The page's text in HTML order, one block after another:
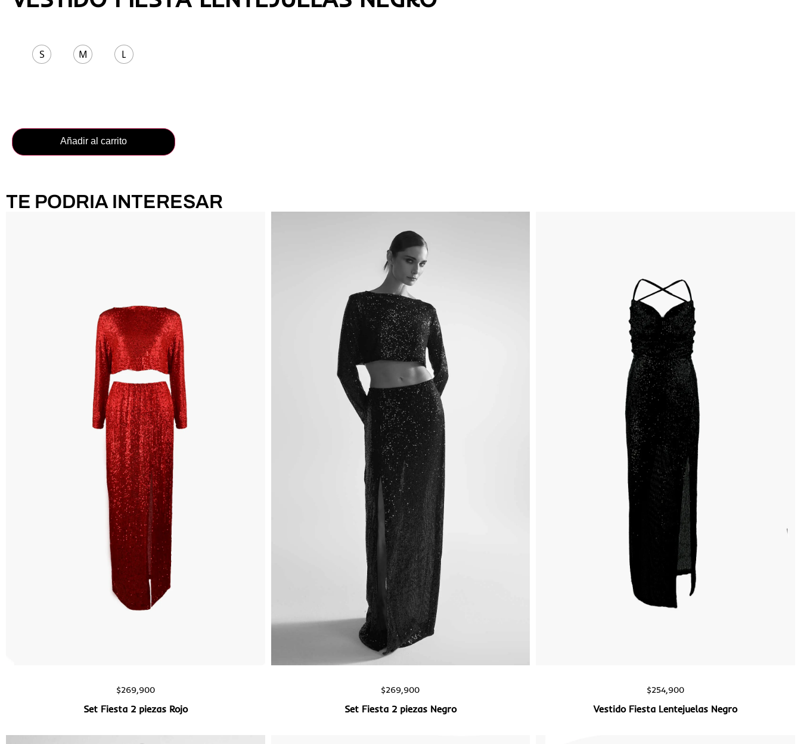
S M L
Añadir al carrito
TE PODRIA INTERESAR
Vista rápida
$269,900
Set Fiesta 2 piezas Rojo
Vista rápida
$269,900
Set Fiesta 2 piezas Negro
Vista rápida
$254,900
Vestido Fiesta Lentejuelas Negro